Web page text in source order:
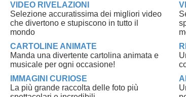
VIDEO RIVELAZIONI
Selezione accuratissima dei migliori video
che divertono e stupiscono in tutto il
mondo
CARTOLINE ANIMATE
Manda una divertente cartolina animata e
musicale per ogni occasione!
IMMAGINI CURIOSE
La più grande raccolta delle foto più